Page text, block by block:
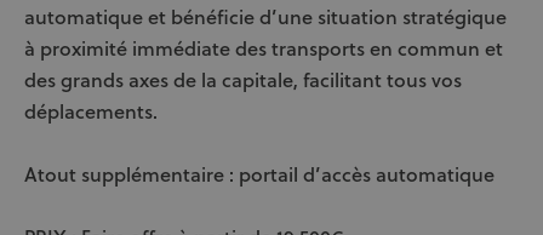
automatique et bénéficie d’une situation stratégique
à proximité immédiate des transports en commun et
des grands axes de la capitale, facilitant tous vos
déplacements.
Atout supplémentaire : portail d’accès automatique